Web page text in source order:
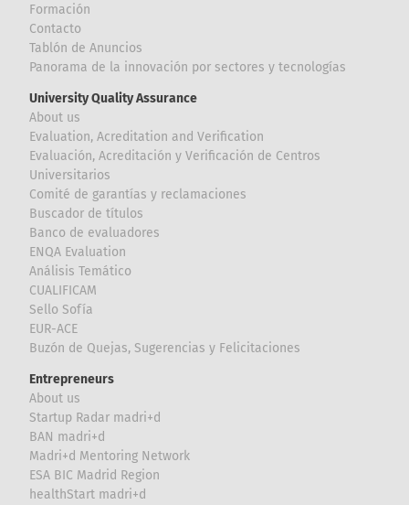
Formación
Contacto
Tablón de Anuncios
Panorama de la innovación por sectores y tecnologías
University Quality Assurance
About us
Evaluation, Acreditation and Verification
Evaluación, Acreditación y Verificación de Centros
Universitarios
Comité de garantías y reclamaciones
Buscador de títulos
Banco de evaluadores
ENQA Evaluation
Análisis Temático
CUALIFICAM
Sello Sofía
EUR-ACE
Buzón de Quejas, Sugerencias y Felicitaciones
Entrepreneurs
About us
Startup Radar madri+d
BAN madri+d
Madri+d Mentoring Network
ESA BIC Madrid Region
healthStart madri+d